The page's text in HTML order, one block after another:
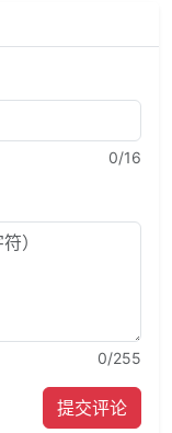
0/16
0/255
提交评论